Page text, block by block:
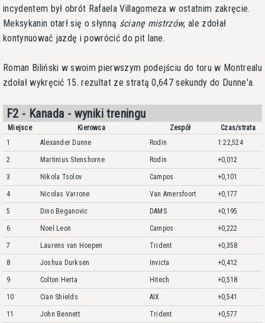
incydentem był obrót Rafaela Villagomeza w ostatnim zakręcie.
Meksykanin otarł się o słynną ścianę mistrzów, ale zdołał
kontynuować jazdę i powrócić do pit lane.
Roman Biliński w swoim pierwszym podejściu do toru w Montrealu
zdołał wykręcić 15. rezultat ze stratą 0,647 sekundy do Dunne'a.
F2 - Kanada - wyniki treningu
Miejsce Kierowca Zespół
Czas/strata
1
Alexander Dunne Rodin 1:22,524
2 Martinius Stenshorne Rodin +0,012
3 Nikola Tsolov Campos +0,101
4 Nicolas Varrone Van Amersfoort +0,177
5 Dino Beganovic DAMS +0,195
6 Noel Leon Campos +0,222
7 Laurens van Hoepen Trident +0,358
8 Joshua Durksen Invicta +0,412
9 Colton Herta Hitech +0,518
10 Cian Shields AIX +0,541
11 John Bennett Trident +0,577